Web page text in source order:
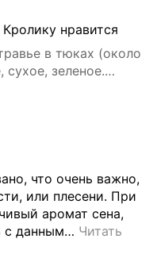
нравится
в тюках (около
сухое, зеленое.
для собак.
что очень важно,
или плесени. При
аромат сена,
с данным… Читать